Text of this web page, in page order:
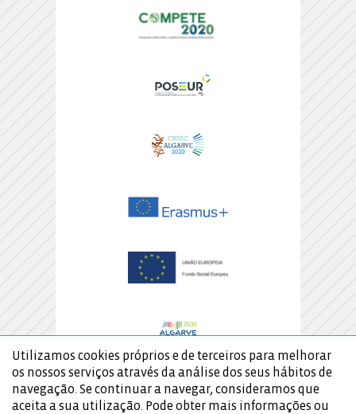
Utilizamos cookies próprios e de terceiros para melhorar
os nossos serviços através da análise dos seus hábitos de
navegação. Se continuar a navegar, consideramos que
aceita a sua utilização. Pode obter mais informações ou